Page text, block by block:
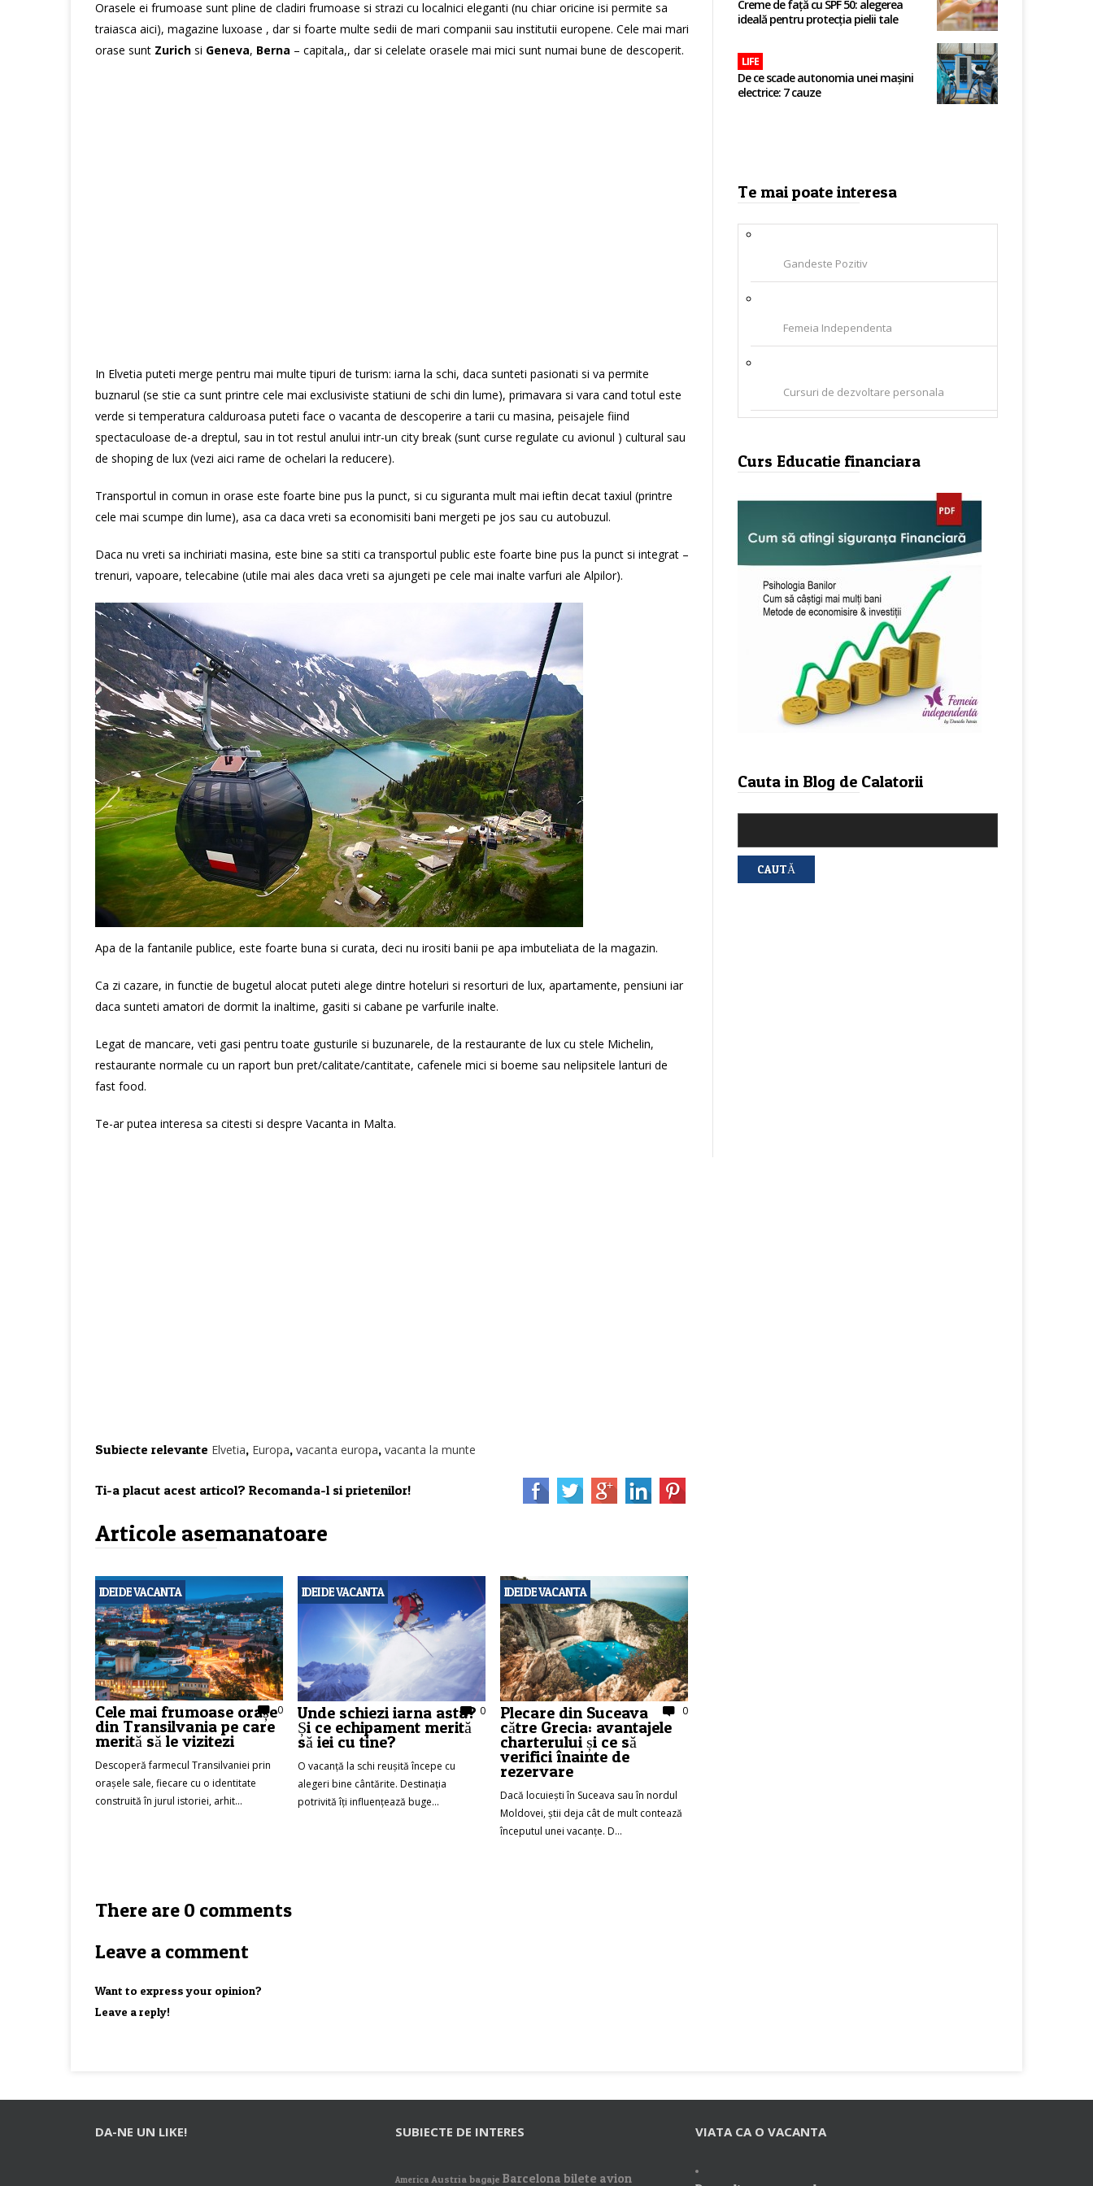
Orasele ei frumoase sunt pline de cladiri frumoase si strazi cu localnici eleganti (nu chiar oricine isi permite sa
traiasca aici), magazine luxoase , dar si foarte multe sedii de mari companii sau institutii europene. Cele mai mari
orase sunt Zurich si Geneva, Berna – capitala,, dar si celelate orasele mai mici sunt numai bune de descoperit.
In Elvetia puteti merge pentru mai multe tipuri de turism: iarna la schi, daca sunteti pasionati si va permite
buznarul (se stie ca sunt printre cele mai exclusiviste statiuni de schi din lume), primavara si vara cand totul este
verde si temperatura calduroasa puteti face o vacanta de descoperire a tarii cu masina, peisajele fiind
spectaculoase de-a dreptul, sau in tot restul anului intr-un city break (sunt curse regulate cu avionul ) cultural sau
de shoping de lux (vezi aici rame de ochelari la reducere).
Transportul in comun in orase este foarte bine pus la punct, si cu siguranta mult mai ieftin decat taxiul (printre
cele mai scumpe din lume), asa ca daca vreti sa economisiti bani mergeti pe jos sau cu autobuzul.
Daca nu vreti sa inchiriati masina, este bine sa stiti ca transportul public este foarte bine pus la punct si integrat –
trenuri, vapoare, telecabine (utile mai ales daca vreti sa ajungeti pe cele mai inalte varfuri ale Alpilor).
Apa de la fantanile publice, este foarte buna si curata, deci nu irositi banii pe apa imbuteliata de la magazin.
Ca zi cazare, in functie de bugetul alocat puteti alege dintre hoteluri si resorturi de lux, apartamente, pensiuni iar
daca sunteti amatori de dormit la inaltime, gasiti si cabane pe varfurile inalte.
Legat de mancare, veti gasi pentru toate gusturile si buzunarele, de la restaurante de lux cu stele Michelin,
restaurante normale cu un raport bun pret/calitate/cantitate, cafenele mici si boeme sau nelipsitele lanturi de
fast food.
Te-ar putea interesa sa citesti si despre Vacanta in Malta.
Subiecte relevante Elvetia, Europa, vacanta europa, vacanta la munte
Ti-a placut acest articol? Recomanda-l si prietenilor!
Articole asemanatoare
IDEI DE VACANTA
0
Cele mai frumoase orașe
din Transilvania pe care
merită să le vizitezi
Descoperă farmecul Transilvaniei prin
orașele sale, fiecare cu o identitate
construită în jurul istoriei, arhit...
IDEI DE VACANTA
0
Unde schiezi iarna asta?
Și ce echipament merită
să iei cu tine?
O vacanță la schi reușită începe cu
alegeri bine cântărite. Destinația
potrivită îți influențează buge...
IDEI DE VACANTA
0
Plecare din Suceava
către Grecia: avantajele
charterului și ce să
verifici înainte de
rezervare
Dacă locuiești în Suceava sau în nordul
Moldovei, știi deja cât de mult contează
începutul unei vacanțe. D...
There are 0 comments
Leave a comment
Want to express your opinion?
Leave a reply!
Creme de față cu SPF 50: alegerea
ideală pentru protecția pielii tale
LIFE
De ce scade autonomia unei mașini
electrice: 7 cauze
Te mai poate interesa
Gandeste Pozitiv
Femeia Independenta
Cursuri de dezvoltare personala
Curs Educatie financiara
Cauta in Blog de Calatorii
DA-NE UN LIKE! SUBIECTE DE INTERES
America Austria bagaje Barcelona bilete avion
VIATA CA O VACANTA